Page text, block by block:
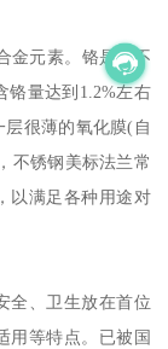
金元素。铬是使不
铬量达到1.2%左右
很薄的氧化膜(自
不锈钢美标法兰常
以满足各种用途对
全、卫生放在首位
用等特点。已被国